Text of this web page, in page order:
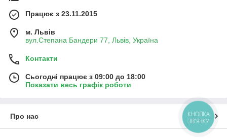
Працює з 23.11.2015
м. Львів
вул.Степана Бандери 77, Львів, Україна
Контакти
Сьогодні працює з 09:00 до 18:00
Показати весь графік роботи
Про нас
КНОПКА
ЗВ'ЯЗКУ